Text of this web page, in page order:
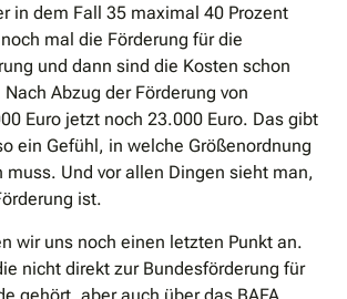
in dem Fall 35 maximal 40 Prozent
mal die Förderung für die
und dann sind die Kosten schon
Abzug der Förderung von
Euro jetzt noch 23.000 Euro. Das gibt
ein Gefühl, in welche Größenordnung
muss. Und vor allen Dingen sieht man,
ist.
wir uns noch einen letzten Punkt an.
nicht direkt zur Bundesförderung für